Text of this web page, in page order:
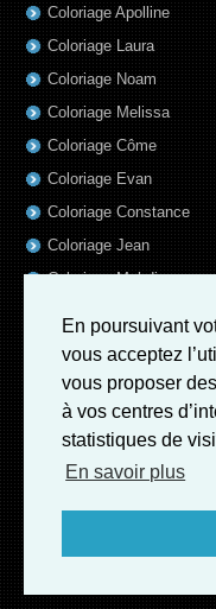
En poursuivant
vous acceptez
vous proposer
à vos centres
statistiques de
En savoir plus
Coloriage Apolline
Coloriage Laura
Coloriage Noam
Coloriage Melissa
Coloriage Côme
Coloriage Evan
Coloriage Constance
Coloriage Jean
Coloriage Mehdi
Coloriage Capucine
Coloriage Noemie
Coloriage Olivia
Coloriage Andrea
Coloriage Violette
Coloriage Aurelien